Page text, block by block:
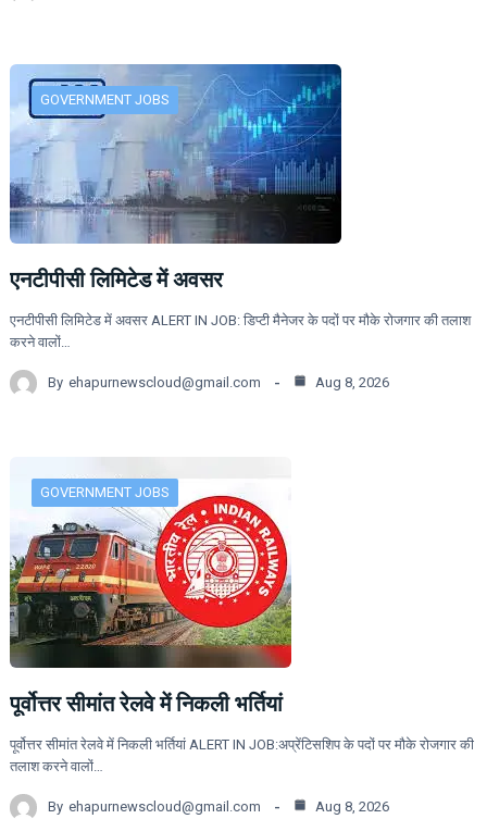
GOVERNMENT JOBS
एनटीपीसी लिमिटेड में अवसर
एनटीपीसी लिमिटेड में अवसर ALERT IN JOB: डिप्टी मैनेजर के पदों पर मौके रोजगार की तलाश
करने वालों…
By ehapurnewscloud@gmail.com Aug 8, 2026
GOVERNMENT JOBS
पूर्वोत्तर सीमांत रेलवे में निकली भर्तियां
पूर्वोत्तर सीमांत रेलवे में निकली भर्तियां ALERT IN JOB:अप्रेंटिसशिप के पदों पर मौके रोजगार की
तलाश करने वालों…
By ehapurnewscloud@gmail.com Aug 8, 2026